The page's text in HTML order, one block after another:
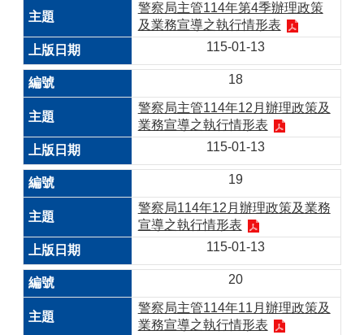
警察局主管114年第4季辦理政策
及業務宣導之執行情形表
115-01-13
18
警察局主管114年12月辦理政策及
業務宣導之執行情形表
115-01-13
19
警察局114年12月辦理政策及業務
宣導之執行情形表
115-01-13
20
警察局主管114年11月辦理政策及
業務宣導之執行情形表